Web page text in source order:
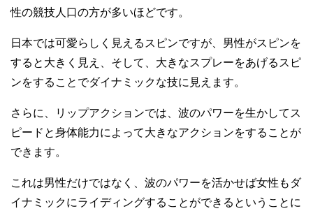
性の競技人口の方が多いほどです。
日本では可愛らしく見えるスピンですが、男性がスピンを
すると大きく見え、そして、大きなスプレーをあげるスピ
ンをすることでダイナミックな技に見えます。
さらに、リップアクションでは、波のパワーを生かしてス
ピードと身体能力によって大きなアクションをすることが
できます。
これは男性だけではなく、波のパワーを活かせば女性もダ
イナミックにライディングすることができるということに